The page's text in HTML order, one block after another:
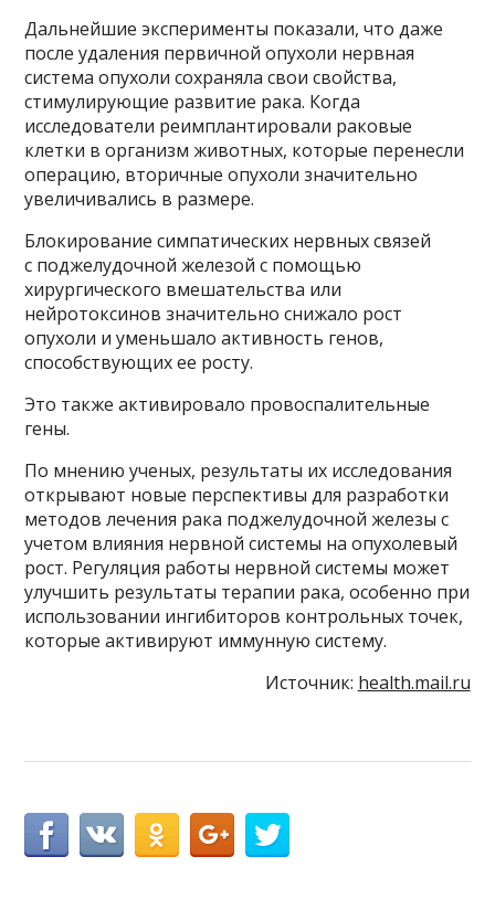
Дальнейшие эксперименты показали, что даже
после удаления первичной опухоли нервная
система опухоли сохраняла свои свойства,
стимулирующие развитие рака. Когда
исследователи реимплантировали раковые
клетки в организм животных, которые перенесли
операцию, вторичные опухоли значительно
увеличивались в размере.
Блокирование симпатических нервных связей
с поджелудочной железой с помощью
хирургического вмешательства или
нейротоксинов значительно снижало рост
опухоли и уменьшало активность генов,
способствующих ее росту.
Это также активировало провоспалительные
гены.
По мнению ученых, результаты их исследования
открывают новые перспективы для разработки
методов лечения рака поджелудочной железы с
учетом влияния нервной системы на опухолевый
рост. Регуляция работы нервной системы может
улучшить результаты терапии рака, особенно при
использовании ингибиторов контрольных точек,
которые активируют иммунную систему.
Источник: health.mail.ru